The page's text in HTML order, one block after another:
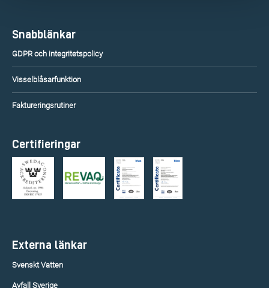
Snabblänkar
GDPR och integritetspolicy
Visselblåsarfunktion
Faktureringsrutiner
Certifieringar
Externa länkar
Svenskt Vatten
Avfall Sverige